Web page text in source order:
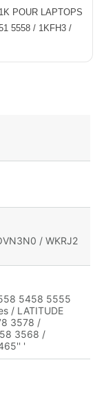
POUR LAPTOPS
5558 / 1KFH3 /
/ WKRJ2
5458 5555
/ LATITUDE
3578 /
3568 /
'